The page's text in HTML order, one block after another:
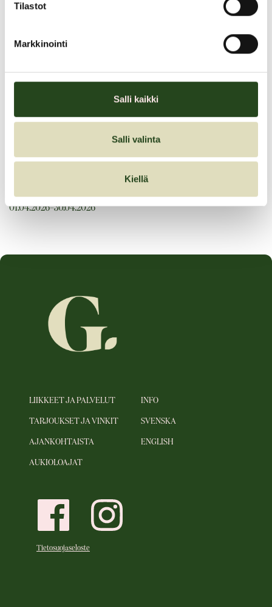
Tilastot
Markkinointi
Salli kaikki
Salli valinta
Kiellä
• Dermatologisesti testattu
ml
Favora ihonhoitosarja
Tarjouksen voimassaoloaika:
01.04.2026–30.04.2026
LIIKKEET JA PALVELUT
TARJOUKSET JA VINKIT
AJANKOHTAISTA
AUKIOLOAJAT
INFO
SVENSKA
ENGLISH
Tietosuojaseloste